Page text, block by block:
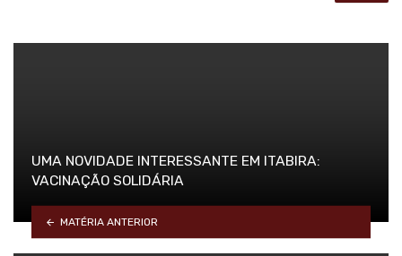
UMA NOVIDADE INTERESSANTE EM ITABIRA:
VACINAÇÃO SOLIDÁRIA
MATÉRIA ANTERIOR